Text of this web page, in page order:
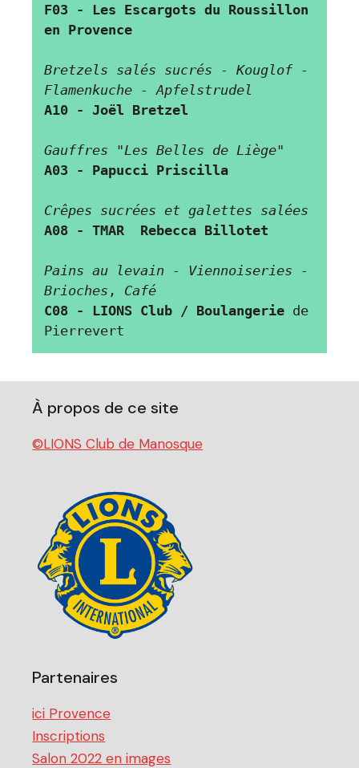
F03 - Les Escargots du Roussillon
en Provence
Bretzels salés sucrés - Kouglof -
Flamenkuche - Apfelstrudel
A10 - Joël Bretzel
Gauffres
"Les Belles de Liège"
A03 - Papucci Priscilla
Crêpes sucrées et galettes salées
A08 - TMAR  Rebecca Billotet
Pains au levain - Viennoiseries -
Brioches , Café
C08 - LIONS Club / Boulangerie de
Pierrevert
À propos de ce site
©LIONS Club de Manosque
Partenaires
ici Provence
Inscriptions
Salon 2022 en images